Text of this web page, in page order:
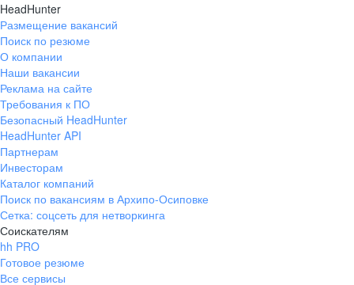
HeadHunter
Размещение вакансий
Поиск по резюме
О компании
Наши вакансии
Реклама на сайте
Требования к ПО
Безопасный HeadHunter
HeadHunter API
Партнерам
Инвесторам
Каталог компаний
Поиск по вакансиям в Архипо-Осиповке
Сетка: соцсеть для нетворкинга
Соискателям
hh PRO
Готовое резюме
Все сервисы